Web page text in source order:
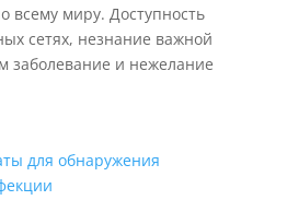
всему миру. Доступность
сетях, незнание важной
заболевание и нежелание